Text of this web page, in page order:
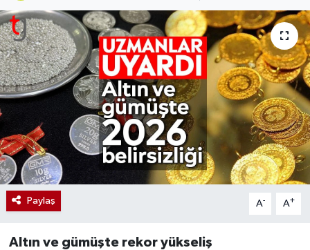
Paylaş A- A+
Altın ve gümüşte rekor yükseliş